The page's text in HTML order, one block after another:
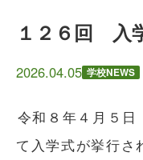
１２６回 入
2026.04.05 学校NEWS
令和８年４月５日
て入学式が挙行さ